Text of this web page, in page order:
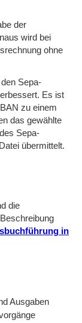
der
wird bei
ohne
Sepa-
Es ist
zu einem
das gewählte
Sepa-
übermittelt.
die
in
Ausgaben